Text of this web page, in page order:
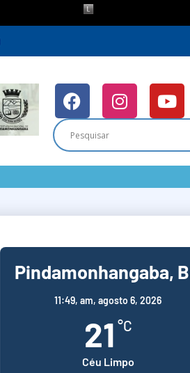
Pindamonhangaba,
11:49, am, agosto 6, 2026
21 °C
Céu Limpo